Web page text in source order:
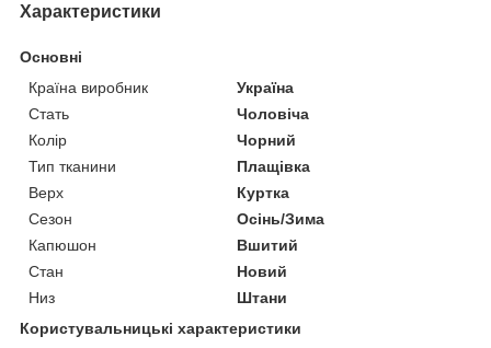
Характеристики
Основні
Країна виробник
Україна
Стать
Чоловіча
Колір
Чорний
Тип тканини
Плащівка
Верх
Куртка
Сезон
Осінь/Зима
Капюшон
Вшитий
Стан
Новий
Низ
Штани
Користувальницькі характеристики